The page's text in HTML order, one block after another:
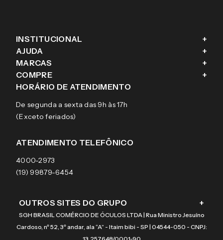
INSTITUCIONAL +
Fale conosco
Blog
Sobre a eÓtica
Aviso de privacidade
Termos e condições de uso
AJUDA +
Como comprar
Trocas e Devoluções
Pagamentos
Garantias
MARCAS +
Ray-Ban
Tecnol
Arnette
Burberry
COMPRE +
Óculos de sol
Lentes de contato
HORÁRIO DE ATENDIMENTO
De segunda a sexta das 9h às 17h
(Exceto feriados)
ATENDIMENTO TELEFÔNICO
4000-2973
(19) 99879-6454
OUTROS SITES DO GRUPO +
SGH BRASIL COMÉRCIO DE ÓCULOS LTDA | Rua Ministro Jesuíno
Cardoso, nº 52, 3º andar, ala “A” - Itaim bibi - SP | 04544-050 - CNPJ: